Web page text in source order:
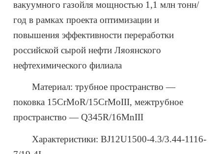
вакуумного газойля мощностью 1,1 млн тонн/
год в рамках проекта оптимизации и
повышения эффективности переработки
российской сырой нефти Ляоянского
нефтехимического филиала
Материал: трубное пространство —
поковка 15CrMoR/15CrMoIII, межтрубное
пространство — Q345R/16MnIII
Характеристики: BJ12U1500-4.3/3.44-1116-